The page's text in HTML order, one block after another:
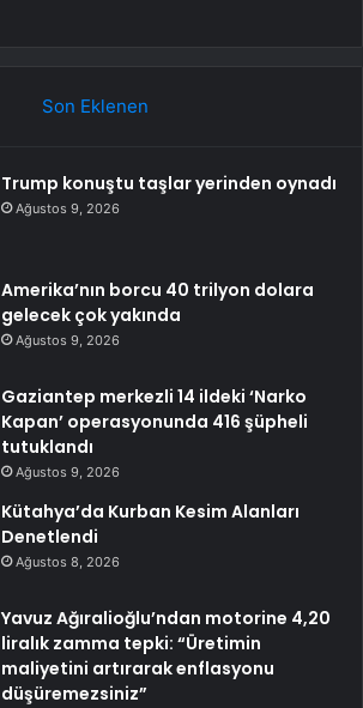
Son Eklenen
Trump konuştu taşlar yerinden oynadı
Ağustos 9, 2026
Amerika’nın borcu 40 trilyon dolara
gelecek çok yakında
Ağustos 9, 2026
Gaziantep merkezli 14 ildeki ‘Narko
Kapan’ operasyonunda 416 şüpheli
tutuklandı
Ağustos 9, 2026
Kütahya’da Kurban Kesim Alanları
Denetlendi
Ağustos 8, 2026
Yavuz Ağıralioğlu’ndan motorine 4,20
liralık zamma tepki: “Üretimin
maliyetini artırarak enflasyonu
düşüremezsiniz”